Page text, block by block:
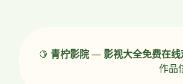
🍋 青柠影院— 影视大全免费在
作品